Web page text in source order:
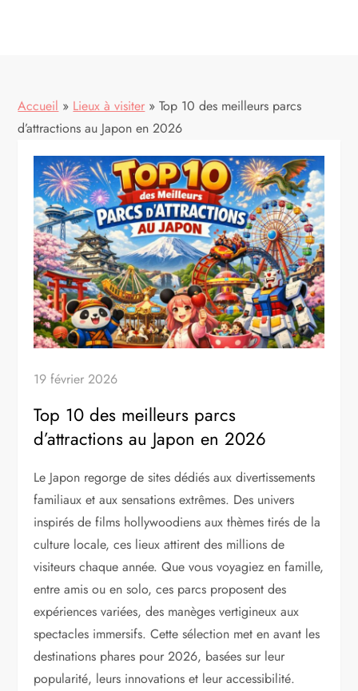
Accueil » Lieux à visiter » Top 10 des meilleurs parcs
d’attractions au Japon en 2026
19 février 2026
Top 10 des meilleurs parcs
d’attractions au Japon en 2026
Le Japon regorge de sites dédiés aux divertissements
familiaux et aux sensations extrêmes. Des univers
inspirés de films hollywoodiens aux thèmes tirés de la
culture locale, ces lieux attirent des millions de
visiteurs chaque année. Que vous voyagiez en famille,
entre amis ou en solo, ces parcs proposent des
expériences variées, des manèges vertigineux aux
spectacles immersifs. Cette sélection met en avant les
destinations phares pour 2026, basées sur leur
popularité, leurs innovations et leur accessibilité.